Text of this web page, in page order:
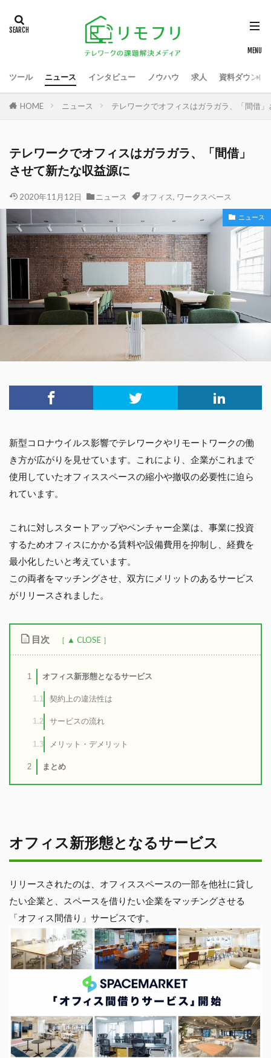
ツール ニュース インタビュー ノウハウ 求人 資料ダウンロ
HOME ニュース テレワークでオフィスはガラガラ、「間借
テレワークでオフィスはガラガラ、「間借」
させて新たな収益源に
2020年11月12日 ニュース オフィス, ワークスペース
ニュース
新型コロナウイルス影響でテレワークやリモートワークの働
き方が広がりを見せています。これにより、企業がこれまで
使用していたオフィススペースの縮小や撤収の必要性に迫ら
れています。
これに対しスタートアップやベンチャー企業は、事業に投資
するためオフィスにかかる賃料や設備費用を抑制し、経費を
最小化したいと考えています。
この両者をマッチングさせ、双方にメリットのあるサービス
がリリースされました。
目次
1 オフィス新形態となるサービス
1.1 契約上の違法性は
1.2 サービスの流れ
1.3 メリット・デメリット
2 まとめ
オフィス新形態となるサービス
リリースされたのは、オフィススペースの一部を他社に貸し
たい企業と、スペースを借りたい企業をマッチングさせる
「オフィス間借り」サービスです。